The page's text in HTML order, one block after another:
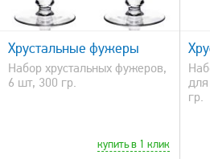
Хрустальные фужеры
Набор хрустальных фужеров,
6 шт, 300 гр.
купить в 1 клик
быстрый просмотр
гр.